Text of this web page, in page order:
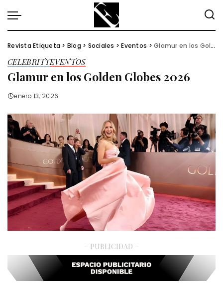
Revista Etiqueta > Blog > Sociales >Eventos >Glamur en los Golden Globes 2026
CELEBRITYEVENTOS
Glamur en los Golden Globes 2026
enero 13, 2026
– PUBLICIDAD –